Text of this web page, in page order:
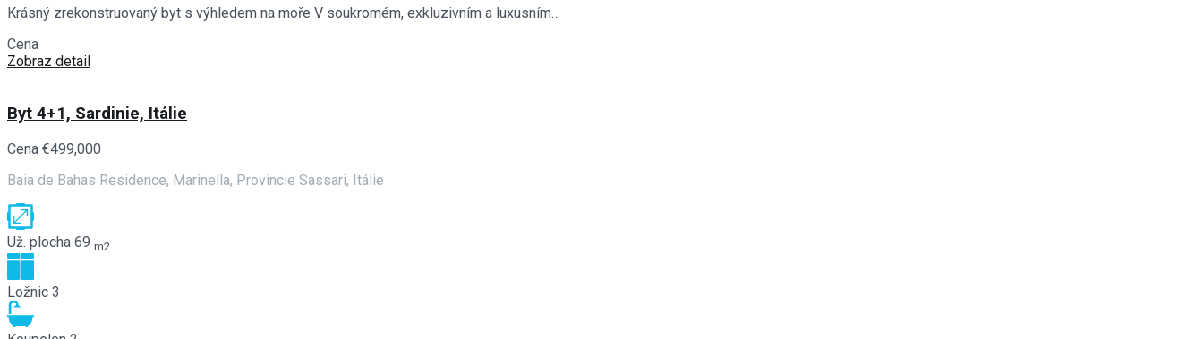
Krásný zrekonstruovaný byt s výhledem na moře V soukromém, exkluzivním a luxusním…
Cena
Zobraz detail
Byt 4+1, Sardinie, Itálie
Cena €499,000
Baia de Bahas Residence, Marinella, Provincie Sassari, Itálie
Už. plocha 69 m2
Ložnic 3